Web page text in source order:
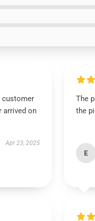
customer
arrived on
Apr 23, 2025
The
the
E